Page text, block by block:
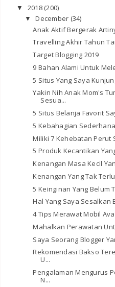
▼ 2018 (200)
▼December (34)
Anak Aktif Bergerak
Travelling Akhir Tahun
Target Blogging 2019
9 Bahan Alami Untuk
5 Situs Yang Saya
Yakin Nih Anak Mom's
Sesua...
5 Situs Belanja Favorit
5 Kebahagian
Miliki 7 Kehebatan Perut
5 Produk Kecantikan
Kenangan Masa Kecil
Kenangan Yang Tak
5 Keinginan Yang Belum
Hal Yang Saya Sesalkan
4 Tips Merawat Mobil
Mahalkan Perawatan
Saya Seorang Blogger
Rekomendasi Bakso
U...
Pengalaman Mengurus
N...